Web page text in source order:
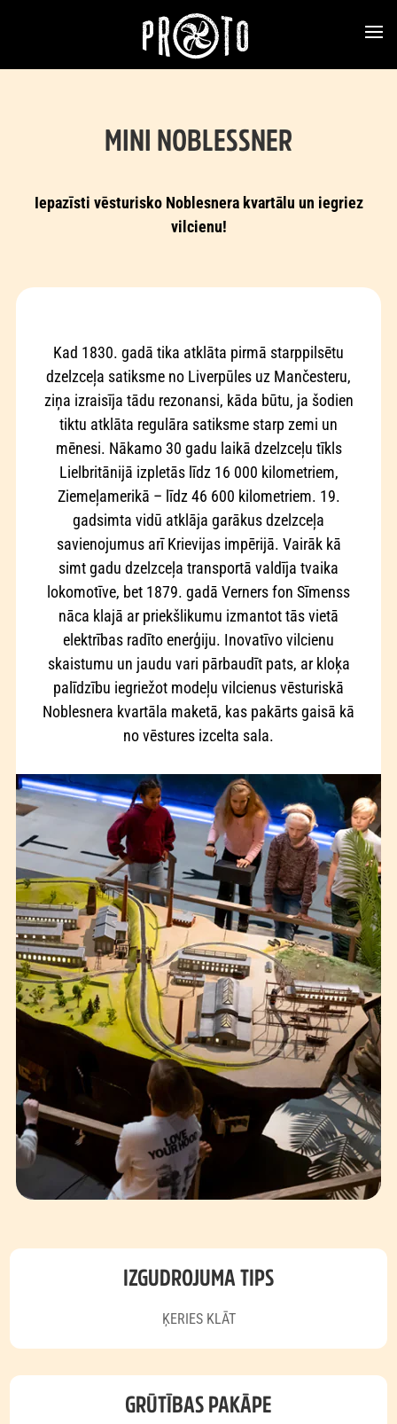
MINI NOBLESSNER
Iepazīsti vēsturisko Noblesnera kvartālu un iegriez
vilcienu!
Kad 1830. gadā tika atklāta pirmā starppilsētu
dzelzceļa satiksme no Liverpūles uz Mančesteru,
ziņa izraisīja tādu rezonansi, kāda būtu, ja šodien
tiktu atklāta regulāra satiksme starp zemi un
mēnesi. Nākamo 30 gadu laikā dzelzceļu tīkls
Lielbritānijā izpletās līdz 16 000 kilometriem,
Ziemeļamerikā – līdz 46 600 kilometriem. 19.
gadsimta vidū atklāja garākus dzelzceļa
savienojumus arī Krievijas impērijā. Vairāk kā
simt gadu dzelzceļa transportā valdīja tvaika
lokomotīve, bet 1879. gadā Verners fon Sīmenss
nāca klajā ar priekšlikumu izmantot tās vietā
elektrības radīto enerģiju. Inovatīvo vilcienu
skaistumu un jaudu vari pārbaudīt pats, ar kloķa
palīdzību iegriežot modeļu vilcienus vēsturiskā
Noblesnera kvartāla maketā, kas pakārts gaisā kā
no vēstures izcelta sala.
IZGUDROJUMA TIPS
ĶERIES KLĀT
GRŪTĪBAS PAKĀPE